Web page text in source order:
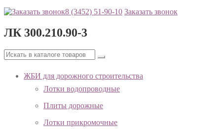
8 (3452) 51-90-10 Заказать звонок
ЛК 300.210.90-3
ЖБИ для дорожного строительства
Лотки водопроводные
Плиты дорожные
Лотки прикромочные